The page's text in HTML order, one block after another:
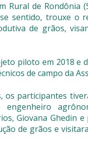
Rural de Rondônia
sentido, trouxe o
de grãos,
piloto em 2018 e
de campo da
os participantes
engenheiro
Giovana Ghedin
de grãos e